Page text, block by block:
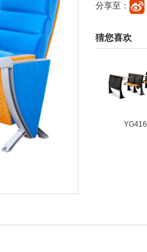
分享至：
猜您喜欢
YG416